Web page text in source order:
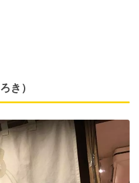
き）